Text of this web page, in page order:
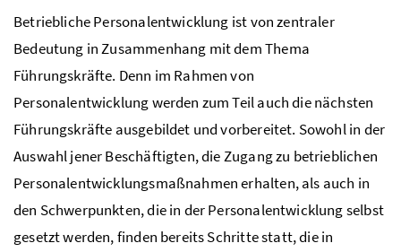
Betriebliche Personalentwicklung ist von zentraler
Bedeutung in Zusammenhang mit dem Thema
Führungskräfte. Denn im Rahmen von
Personalentwicklung werden zum Teil auch die nächsten
Führungskräfte ausgebildet und vorbereitet. Sowohl in der
Auswahl jener Beschäftigten, die Zugang zu betrieblichen
Personalentwicklungsmaßnahmen erhalten, als auch in
den Schwerpunkten, die in der Personalentwicklung selbst
gesetzt werden, finden bereits Schritte statt, die in